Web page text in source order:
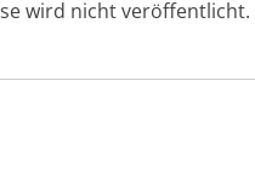
wird nicht veröffentlicht.